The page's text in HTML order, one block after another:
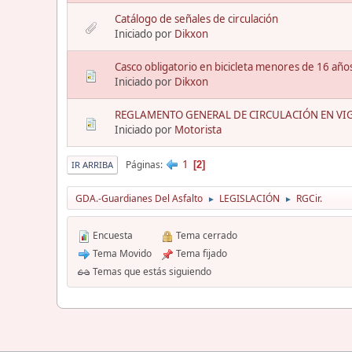
Catálogo de señales de circulación
Iniciado por Dikxon
Casco obligatorio en bicicleta menores de 16
Iniciado por Dikxon
REGLAMENTO GENERAL DE CIRCULACIÓN EN
Iniciado por Motorista
IR ARRIBA Páginas 1 2
GDA.-Guardianes Del Asfalto ► LEGISLACIÓN ► RGCir.
Encuesta
Tema Movido
Tema cerrado
Tema fijado
Temas que estás siguiendo